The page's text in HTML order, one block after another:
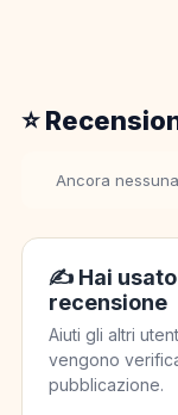
⭐
Ancora
✍️ Hai usato
recensione
Aiuti gli altri
vengono
pubblicazione.